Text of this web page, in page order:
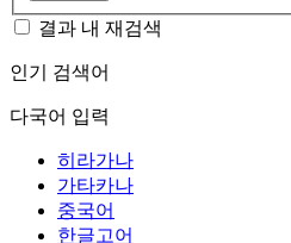
결과 내 재검색
인기 검색어
다국어 입력
히라가나
가타카나
중국어
한글고어